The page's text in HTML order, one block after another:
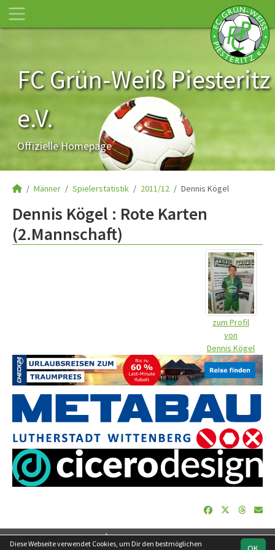
FC Grün-Weiß Piesteritz
e.V.
Offizielle Homepage
Männer Spielerstatistik 2011/12 Dennis Kögel
Dennis Kögel : Rote Karten
(2.Mannschaft)
zum Profil
von
Dennis Kögel
soccero.de
Diese Webseite verwendet Cookies, um Dir den bestmöglichen